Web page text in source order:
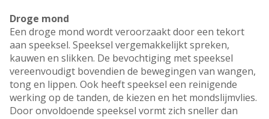
Droge mond
Een droge mond wordt veroorzaakt door een tekort
aan speeksel. Speeksel vergemakkelijkt spreken,
kauwen en slikken. De bevochtiging met speeksel
vereenvoudigt bovendien de bewegingen van wangen,
tong en lippen. Ook heeft speeksel een reinigende
werking op de tanden, de kiezen en het mondslijmvlies.
Door onvoldoende speeksel vormt zich sneller dan